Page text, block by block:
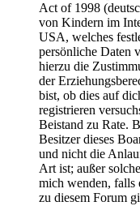
Act of 1998
von Kindern im
USA, welches
persönliche Daten
hierzu die
der
bist, ob dies auf
registrieren
Beistand zu Rate.
Besitzer dieses
und nicht die
Art ist; außer
mich wenden, falls
zu diesem Forum